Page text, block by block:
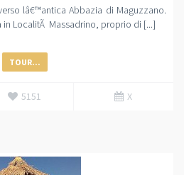
lâ€™antica Abbazia di Maguzzano.
LocalitÃ Massadrino, proprio di [...]
TOUR...
5151 X